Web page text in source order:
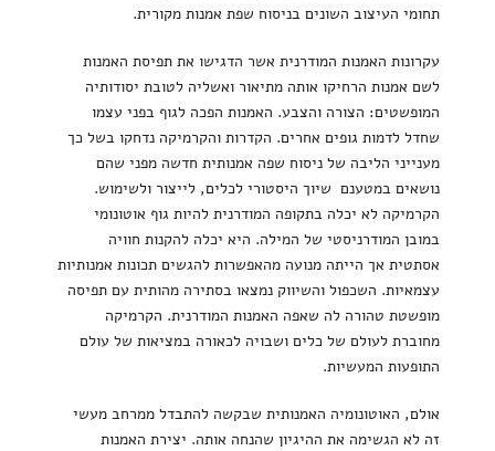
תחומי העיצוב השונים בניסוח שפת אמנות מקורית.
עקרונות האמנות המודרנית אשר הדגישו את תפיסת האמנות
לשם אמנות הרחיקו אותה מתיאור ואשליה לטובת יסודותיה
המופשטים: הצורה והצבע. האמנות הפכה לגוף בפני עצמו
שחדל לדמות גופים אחרים. הקדרות והקרמיקה נדחקו בשל כך
מענייני הליבה של ניסוח שפה אמנותית חדשה מפני שהם
נושאים במטענם שיוך היסטורי לכלים, לייצור ולשימוש.
הקרמיקה לא יכלה בתקופה המודרנית להיות גוף אוטונומי
במובן המודרניסטי של המילה. היא יכלה להקנות חוויה
אסתטית אך הייתה מנועה מהאפשרות להגשים תכונות אמנותיות
עצמאיות. השכפול והשיווק נמצאו בסתירה מהותית עם תפיסה
מופשטת טהורה לה שאפה האמנות המודרנית. הקרמיקה
מחוברת לעולם של כלים ושבויה לכאורה במציאות של עולם
התופעות המעשיות.
אולם, האוטונומיה האמנותית שבקשה להתבדל ממרחב מעשי
זה לא הגשימה את ההיגיון שהנחה אותה. יצירת האמנות